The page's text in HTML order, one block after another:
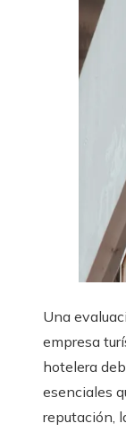
Una
empresa
hotelera
esenciales
reputación,